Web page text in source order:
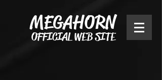
MEGAHORN
OFFICIAL WEB SITE